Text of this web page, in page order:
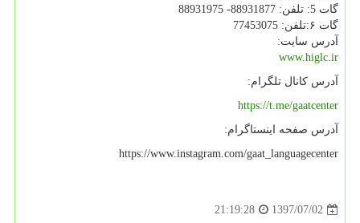
گات 5: تلفن: 88931877- 88931975
گات ۶:تلفن: 77453075
آدرس سایت:
www.higlc.ir
آدرس کانال تلگرام:
https://t.me/gaatcenter
آدرس صفحه اینستاگرام:
https://www.instagram.com/gaat_languagecenter
1397/07/02
21:19:28